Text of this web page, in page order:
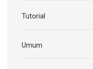
Tutorial
Umum